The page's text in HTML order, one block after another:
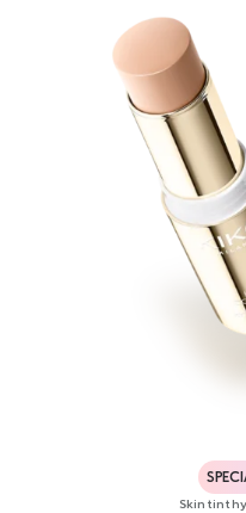
Skin tint